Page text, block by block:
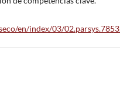
en/index/03/